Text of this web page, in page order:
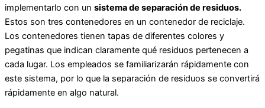
implementarlo con un sistema de separación de residuos.
Estos son tres contenedores en un contenedor de reciclaje.
Los contenedores tienen tapas de diferentes colores y
pegatinas que indican claramente qué residuos pertenecen a
cada lugar. Los empleados se familiarizarán rápidamente con
este sistema, por lo que la separación de residuos se convertirá
rápidamente en algo natural.